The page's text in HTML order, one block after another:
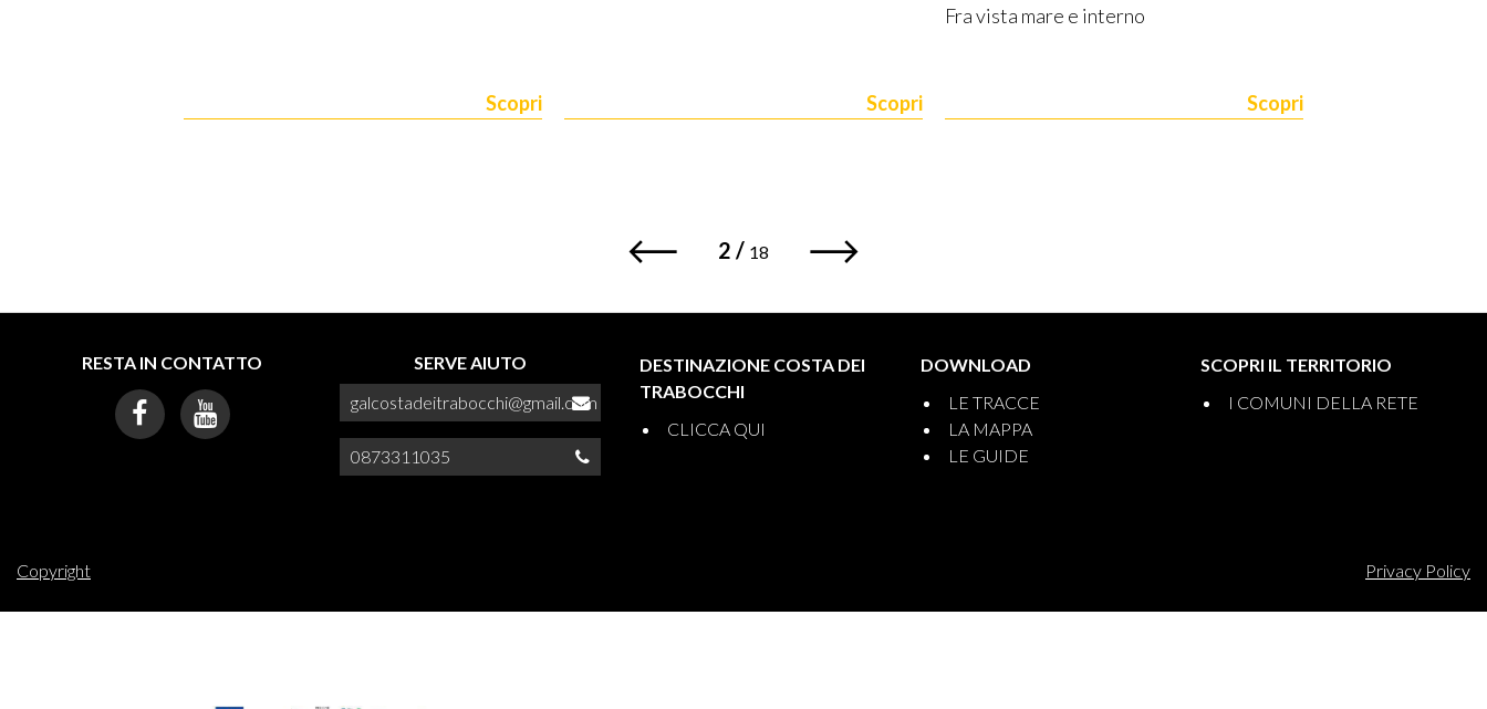
Scopri Scopri
Fra vista mare e interno
Scopri
2 / 18
RESTA IN CONTATTO
SERVE AIUTO
galcostadeitrabocchi@gmail.com
0873311035
DESTINAZIONE COSTA DEI
TRABOCCHI
CLICCA QUI
DOWNLOAD
LE TRACCE
LA MAPPA
LE GUIDE
SCOPRI IL TERRITORIO
I COMUNI DELLA RETE
Copyright Privacy Policy